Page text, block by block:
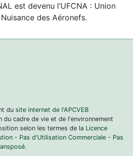
est devenu l’UFCNA : Union
des Aéronefs.
du site internet de l'APCVEB
cadre de vie et de l'environnement
selon les termes de la Licence
- Pas d'Utilisation Commerciale - Pas